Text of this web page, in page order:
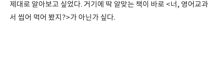
제대로 알아보고 싶었다. 거기에 딱 알맞는 책이 바로 <너, 영어교과
서 씹어 먹어 봤지?>가 아닌가 싶다.